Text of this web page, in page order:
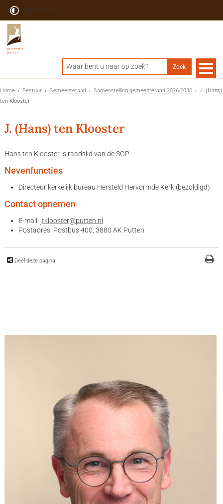
Lees voor
Home Bestuur Gemeenteraad Samenstelling gemeenteraad 2026-2030
J. (Hans)
ten Klooster
J. (Hans) ten Klooster
Hans ten Klooster is raadslid van de SGP.
Nevenfuncties
Directeur kerkelijk bureau Hersteld Hervormde Kerk (bezoldigd)
Contact opnemen
E-mail: jtklooster@putten.nl
Postadres: Postbus 400, 3880 AK Putten
Deel deze pagina